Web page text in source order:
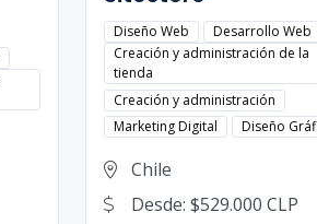
Diseño Web
Desarrollo Web
Creación y administración de la
tienda
Creación y administración
Marketing Digital
Diseño
Chile
Desde: $529.000 CLP